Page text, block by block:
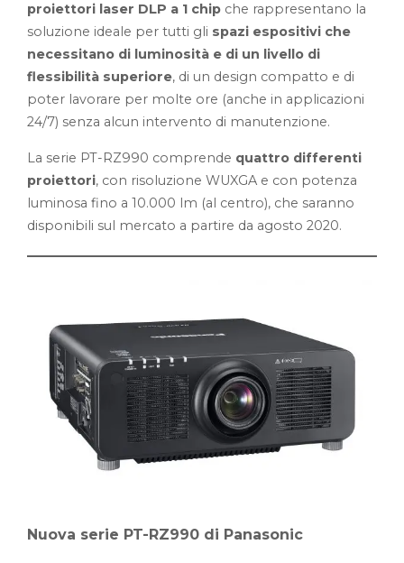
proiettori laser DLP a 1 chip che rappresentano la
soluzione ideale per tutti gli spazi espositivi che
necessitano di luminosità e di un livello di
flessibilità superiore, di un design compatto e di
poter lavorare per molte ore (anche in applicazioni
24/7) senza alcun intervento di manutenzione.
La serie PT-RZ990 comprende quattro differenti
proiettori, con risoluzione WUXGA e con potenza
luminosa fino a 10.000 lm (al centro), che saranno
disponibili sul mercato a partire da agosto 2020.
Nuova serie PT-RZ990 di Panasonic